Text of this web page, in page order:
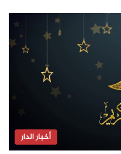
أخبار الدار